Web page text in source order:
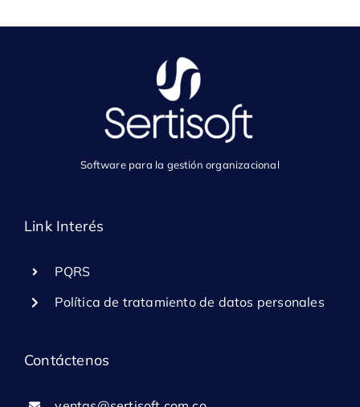
Software para la gestión organizacional
Link Interés
PQRS
Política de tratamiento de datos personales
Contáctenos